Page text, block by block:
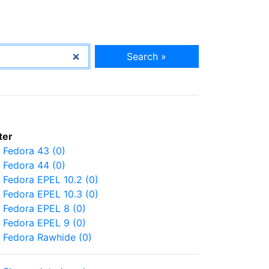
Search »
Fedora 43 (0)
Fedora 44 (0)
Fedora EPEL 10.2 (0)
Fedora EPEL 10.3 (0)
Fedora EPEL 8 (0)
Fedora EPEL 9 (0)
Fedora Rawhide (0)